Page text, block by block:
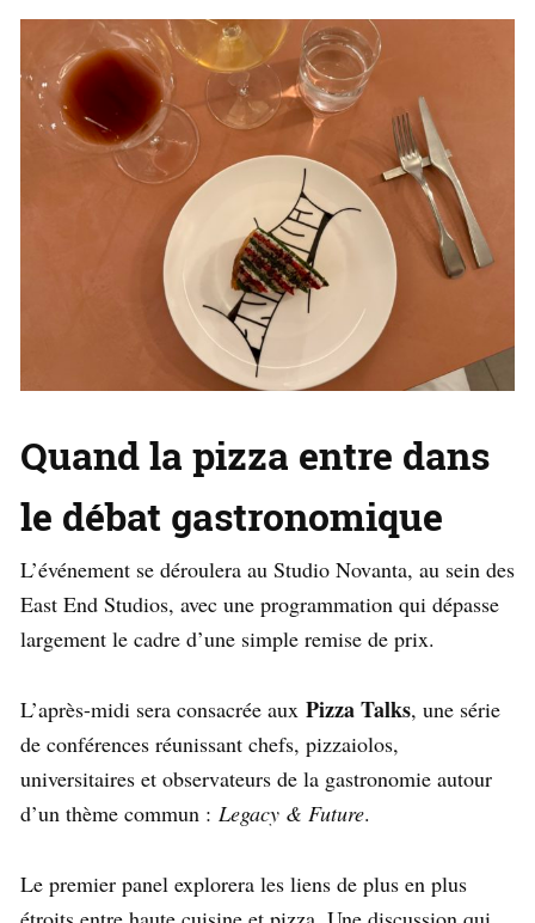
Quand la pizza entre dans
le débat gastronomique
L’événement se déroulera au Studio Novanta, au sein des
East End Studios, avec une programmation qui dépasse
largement le cadre d’une simple remise de prix.
L’après-midi sera consacrée aux Pizza Talks, une série
de conférences réunissant chefs, pizzaiolos,
universitaires et observateurs de la gastronomie autour
d’un thème commun : Legacy & Future.
Le premier panel explorera les liens de plus en plus